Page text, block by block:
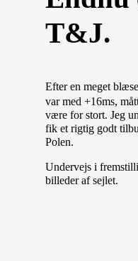
T&J.
Efter en meget
var med +16ms,
være for stort. Jeg
fik et rigtig godt
Polen.
Undervejs i
billeder af sejlet.